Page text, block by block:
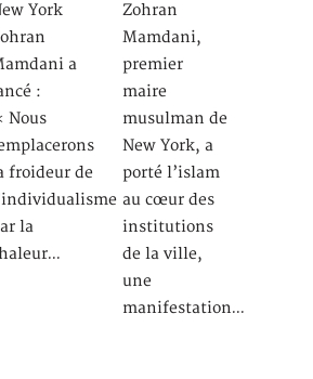
York
a
:
Nous
froideur de
la
Zohran
Mamdani,
premier
maire
musulman de
New York, a
porté l’islam
au cœur des
institutions
de la ville,
une
manifestation…